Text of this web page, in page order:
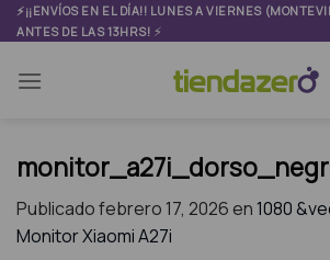
Skip
to
⚡¡¡ENVÍOS EN EL DÍA!! LUNES A VIERNES
ANTES DE LAS 13HRS! ⚡
Publicadofebrero 17, 2026en1080
Monitor Xiaomi A27i